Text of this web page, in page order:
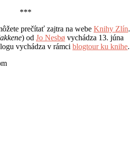
***
prečítať zajtra na webe Knihy Zlín.
) od Jo Nesbø vychádza 13. júna
vychádza v rámci blogtour ku knihe.